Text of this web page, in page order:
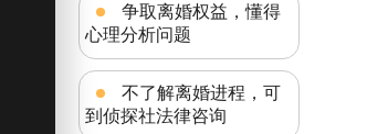
争取离婚权益，懂得
心理分析问题
不了解离婚进程，可
到侦探社法律咨询